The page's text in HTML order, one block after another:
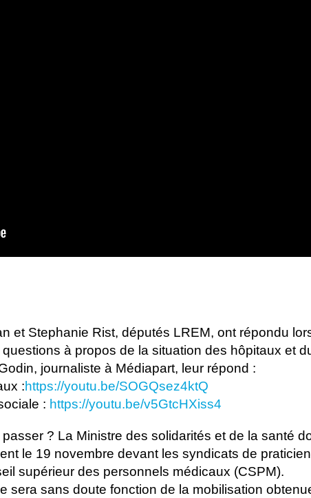
et Stephanie Rist, députés LREM, ont répondu
à propos de la situation des hôpitaux et
journaliste à Médiapart, leur répond :
:https://youtu.be/SOGQsez4ktQ
: https://youtu.be/v5GtcHXiss4
? La Ministre des solidarités et de la santé
le 19 novembre devant les syndicats de
supérieur des personnels médicaux (CSPM).
sera sans doute fonction de la mobilisation